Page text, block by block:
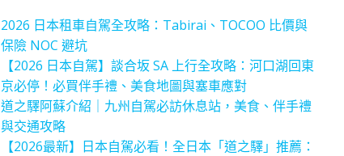
2026 日本租車自駕全攻略：Tabirai、TOCOO 比價與
保險 NOC 避坑
【2026 日本自駕】談合坂 SA 上行全攻略：河口湖回東
京必停！必買伴手禮、美食地圖與塞車應對
道之驛阿蘇介紹｜九州自駕必訪休息站，美食、伴手禮
與交通攻略
【2026最新】日本自駕必看！全日本「道之驛」推薦：